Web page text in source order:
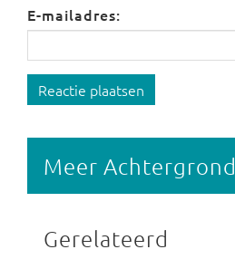
E-mailadres:
Reactie plaatsen
Meer Achtergrond
Gerelateerd